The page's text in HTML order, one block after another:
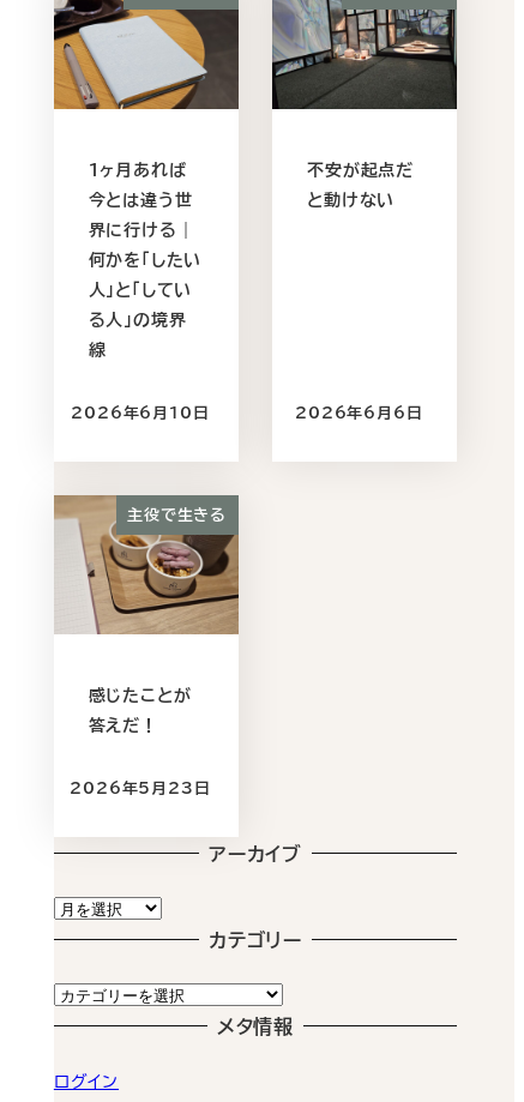
1ヶ月あれば
今とは違う世
界に行ける｜
何かを｢したい
人｣と｢してい
る人｣の境界
線
2026年6月10日
不安が起点だ
と動けない
2026年6月6日
主役で生きる
感じたことが
答えだ！
2026年5月23日
アーカイブ
ア
ー
イ
ブ
カテゴリー
カ
テ
リ
メタ情報
ログイン